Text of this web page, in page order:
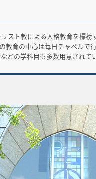
スト教による人格教育を標榜
教育の中心は毎日チャペルで
どの学科目も多数用意されて